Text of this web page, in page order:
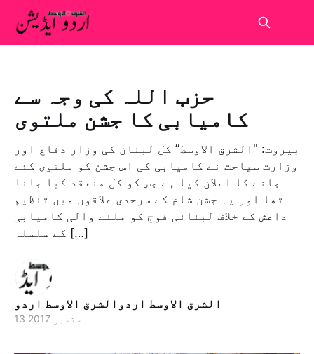
حزب اللہ کی وجہ سے
کامیابی کا جشن ملتوی
بیروت: "الشرق الاوسط” کل لبنان کی وزار دفاع اور
وزارت سیاحت نے کامیابی کی اس جشن کو ملتوی کئے
جانے کا اعلان کیا ہے جس کو کل منعقد کیا جانا
تھا اور یہ جشن شام کے سرحدی علاقوں میں تنظیم
داعش کے خلاف لبنانی فوج کو ملنے والی کامیابی
کے سلسلہ […]
الشرق الاوسط اردوالشرق الاوسط اردو
13 ستمبر 2017